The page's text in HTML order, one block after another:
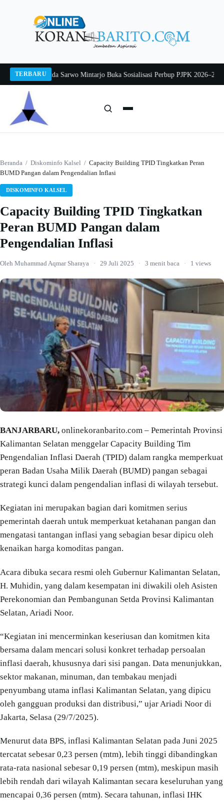
TERBARU
2026Pj Sekda Sarwo Mintarjo Buka Sosialisasi Perbup PJPK 2026–2030
Beranda / Diskominfo Kalsel / Capacity Building TPID Tingkatkan Peran
BUMD Pangan dalam Pengendalian Inflasi
DISKOMINFO KALSEL
Capacity Building TPID Tingkatkan
Peran BUMD Pangan dalam
Pengendalian Inflasi
Oleh Muhammad Aqmar Sharaya · 29 Juli 2025 · 3 menit baca · 1 views
BANJARBARU, onlinekoranbarito.com – Pemerintah Provinsi
Kalimantan Selatan menggelar Capacity Building Tim
Pengendalian Inflasi Daerah (TPID) dalam rangka memperkuat
peran Badan Usaha Milik Daerah (BUMD) pangan sebagai
strategi kunci dalam pengendalian inflasi di wilayah tersebut.
Kegiatan ini merupakan bagian dari komitmen serius
pemerintah daerah untuk memperkuat ketahanan pangan dan
mengatasi tantangan inflasi yang sebagian besar dipicu oleh
kenaikan harga komoditas pangan.
Acara dibuka secara resmi oleh Gubernur Kalimantan Selatan,
H. Muhidin, yang dalam kesempatan ini diwakili oleh Asisten
Perekonomian dan Pembangunan Setda Provinsi Kalimantan
Selatan, Ariadi Noor.
“Kegiatan ini mencerminkan keseriusan dan komitmen kita
bersama dalam mencari solusi konkret terhadap persoalan
inflasi daerah, khususnya dari sisi pangan. Data menunjukkan,
sektor makanan, minuman, dan tembakau menjadi
penyumbang utama inflasi Kalimantan Selatan, yang dipicu
oleh gangguan produksi dan distribusi,” ujar Ariadi Noor di
Jakarta, Selasa (29/7/2025).
Menurut data BPS, inflasi Kalimantan Selatan pada Juni 2025
tercatat sebesar 0,23 persen (mtm), lebih tinggi dibandingkan
rata-rata nasional sebesar 0,19 persen (mtm), meskipun masih
lebih rendah dari wilayah Kalimantan secara keseluruhan yang
mencapai 0,36 persen (mtm). Secara tahunan, inflasi IHK